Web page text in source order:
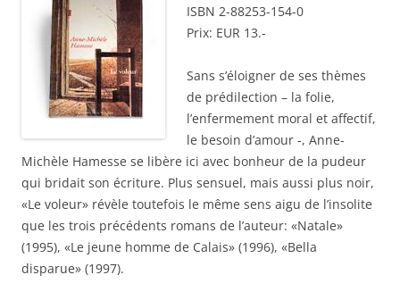
ISBN 2-88253-154-0
Prix: EUR 13.-
Sans s’éloigner de ses thèmes
de prédilection – la folie,
l’enfermement moral et affectif,
le besoin d’amour -, Anne-
Michèle Hamesse se libère ici avec bonheur de la pudeur
qui bridait son écriture. Plus sensuel, mais aussi plus noir,
«Le voleur» révèle toutefois le même sens aigu de l’insolite
que les trois précédents romans de l’auteur: «Natale»
(1995), «Le jeune homme de Calais» (1996), «Bella
disparue» (1997).